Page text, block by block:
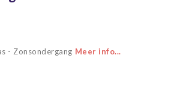
- Zonsondergang Meer info...